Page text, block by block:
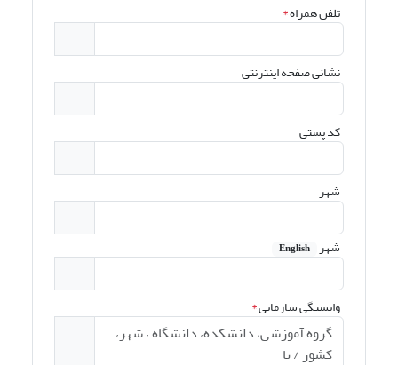
تلفن همراه*
نشانی صفحه اینترنتی
کد پستی
شهر
شهر English
وابستگی سازمانی*